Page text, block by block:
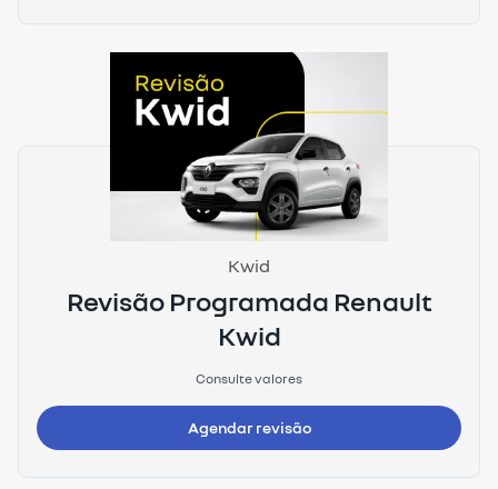
Kwid
Revisão Programada Renault
Kwid
Consulte valores
Agendar revisão